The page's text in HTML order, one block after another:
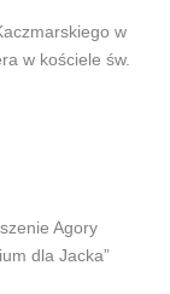
w
w kościele św.
Agory
dla Jacka”